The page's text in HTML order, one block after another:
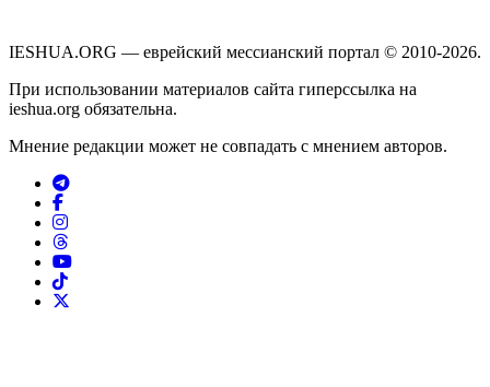
IESHUA.ORG — еврейский мессианский портал © 2010-2026.
При использовании материалов сайта гиперссылка на
ieshua.org обязательна.
Мнение редакции может не совпадать с мнением авторов.